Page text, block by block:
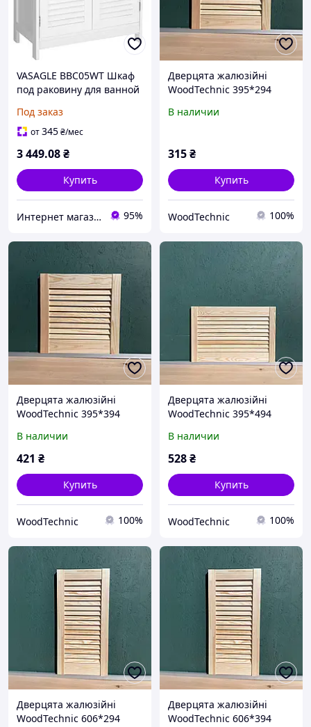
VASAGLE BBC05WT Шкаф
под раковину для ванной
шкаф с двойными
дверцами, 60 x 30 x 60 см,
Под заказ
от345₴/мес
3 449.08₴
Купить
Интернет магазин - Маркет 95%
Дверцята жалюзійні
WoodTechnic 395*294
В наличии
315₴
Купить
WoodTechnic 100%
Дверцята жалюзійні
WoodTechnic 395*394
В наличии
421 ₴
Купить
WoodTechnic 100%
Дверцята жалюзійні
WoodTechnic 395*494
В наличии
528₴
Купить
WoodTechnic 100%
Дверцята жалюзійні
WoodTechnic 606*294
Дверцята жалюзійні
WoodTechnic 606*394